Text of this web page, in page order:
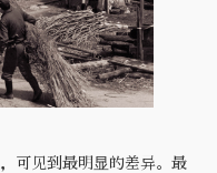
可见到最明显的差异。最